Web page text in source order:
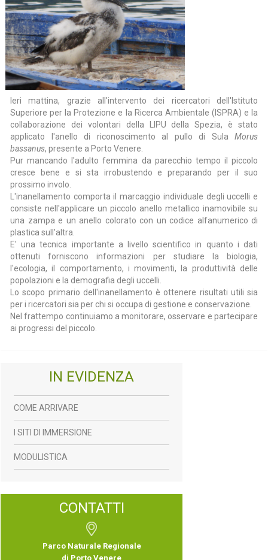
Ieri mattina, grazie all'intervento dei ricercatori dell'Istituto
Superiore per la Protezione e la Ricerca Ambientale (ISPRA) e la
collaborazione dei volontari della LIPU della Spezia, è stato
applicato l'anello di riconoscimento al pullo di Sula Morus
bassanus, presente a Porto Venere.
Pur mancando l'adulto femmina da parecchio tempo il piccolo
cresce bene e si sta irrobustendo e preparando per il suo
prossimo involo.
L'inanellamento comporta il marcaggio individuale degli uccelli e
consiste nell'applicare un piccolo anello metallico inamovibile su
una zampa e un anello colorato con un codice alfanumerico di
plastica sull'altra.
E' una tecnica importante a livello scientifico in quanto i dati
ottenuti forniscono informazioni per studiare la biologia,
l'ecologia, il comportamento, i movimenti, la produttività delle
popolazioni e la demografia degli uccelli.
Lo scopo primario dell'inanellamento è ottenere risultati utili sia
per i ricercatori sia per chi si occupa di gestione e conservazione.
Nel frattempo continuiamo a monitorare, osservare e partecipare
ai progressi del piccolo.
CONTATTI
Parco Naturale Regionale
di Porto Venere
IN EVIDENZA
COME ARRIVARE
I SITI DI IMMERSIONE
MODULISTICA